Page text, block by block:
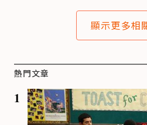
顯示更多相
熱門文章
1